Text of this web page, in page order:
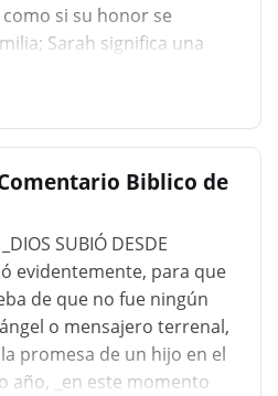
es menos
nos eleva hacia arriba
a su palabra, cuando la
si su honor se
Sarah significa una
favores nos conceda
estar ante nuestros
mostró gran alegría; se
no de desconfianza.
se regocijó al ver el día
se alegró, Juan 8:56.
Ismael fuera
por Dios, presentó
Dios nos da permiso
al dar a conocer
que sea nuestro
extenderse ante Dios en
Biblico de
SUBIÓ DESDE
evidentemente, para que
de que no fue ningún
o mensajero terrenal,
promesa de un hijo en el
año, _en este momento